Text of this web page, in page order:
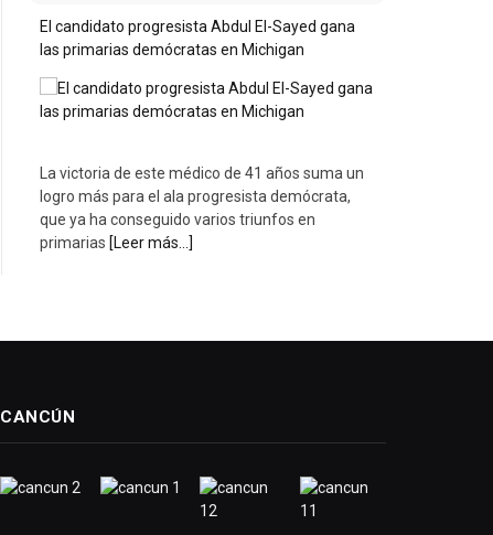
El candidato progresista Abdul El-Sayed gana
las primarias demócratas en Michigan
La victoria de este médico de 41 años suma un
logro más para el ala progresista demócrata,
que ya ha conseguido varios triunfos en
primarias [Leer más...]
CANCÚN